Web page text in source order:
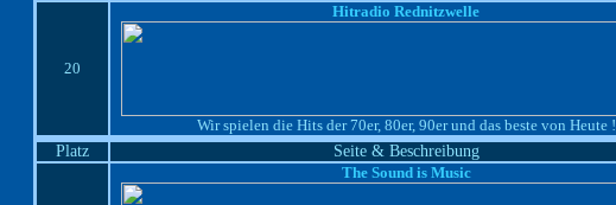
20
Hitradio Rednitzwelle
Wir spielen die Hits der 70er, 80er, 90er und das beste von Heute !
Platz Seite & Beschreibung
The Sound is Music